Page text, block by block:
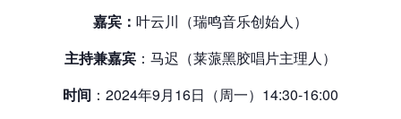
嘉宾 ： 叶云川（瑞鸣音乐创始人）
主持兼嘉宾 ：马迟（莱蒎黑胶唱片主理人）
时间 ：2024年9月16日（周一）14:30-16:00